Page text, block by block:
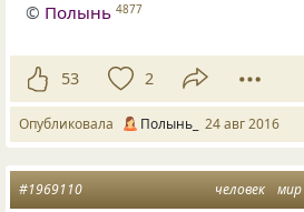
© Полынь 4877
53 2
Опубликовала Полынь_ 24 авг 2016
человек мир
#1969110